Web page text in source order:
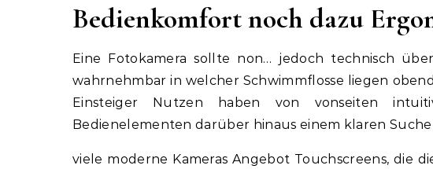
Bedienkomfort noch dazu
Eine Fotokamera sollte non… jedoch technisch
wahrnehmbar in welcher Schwimmflosse liegen
Einsteiger Nutzen haben von vonseiten
Bedienelementen darüber hinaus einem klaren
viele moderne Kameras Angebot Touchscreens, die